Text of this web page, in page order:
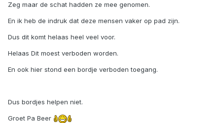
Zeg maar de schat hadden ze mee genomen.
En ik heb de indruk dat deze mensen vaker op pad zijn.
Dus dit komt helaas heel veel voor.
Helaas Dit moest verboden worden.
En ook hier stond een bordje verboden toegang.
Dus bordjes helpen niet.
Groet Pa Beer